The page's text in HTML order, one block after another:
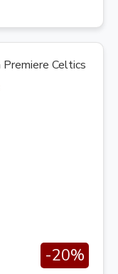
-20%